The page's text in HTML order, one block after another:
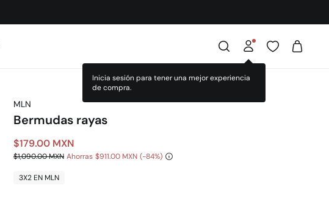
MLN
Bermudas rayas
$179.00 MXN
$1,090.00 MXN Ahorras $911.00 MXN 84
3X2 EN MLN